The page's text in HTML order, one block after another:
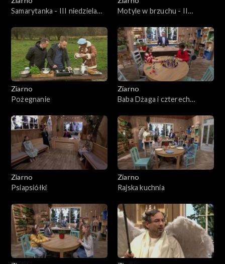
Samarytanka - III niedziela
Motyle w brzuchu - II
Ziarno
Pożegnanie
Ziarno
Baba Dżaga i czterech
Ziarno
Psiapsiółki
Ziarno
Rajska kuchnia